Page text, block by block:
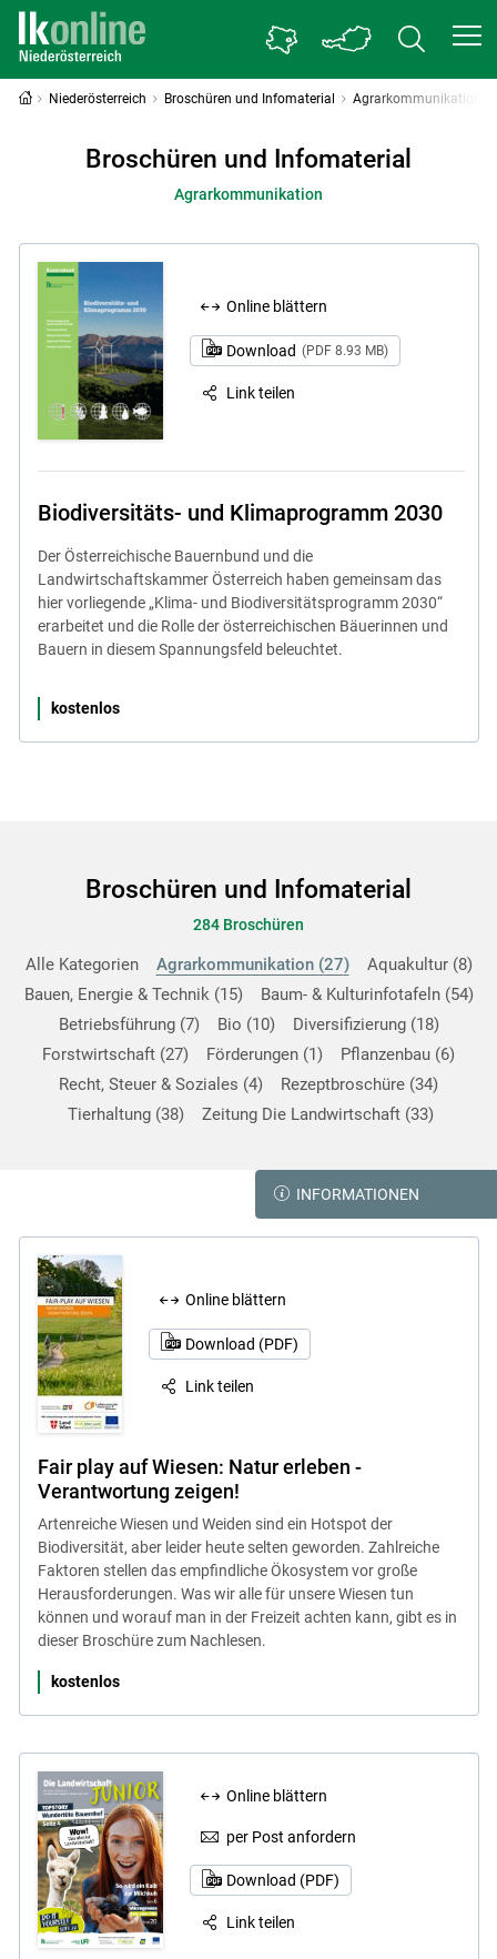
Niederösterreich Broschüren und Infomaterial Agrarkommunikation
Broschüren und Infomaterial
Agrarkommunikation
Online blättern
Download (PDF 8.93 MB)
Link teilen
Biodiversitäts- und Klimaprogramm 2030
Der Österreichische Bauernbund und die
Landwirtschaftskammer Österreich haben gemeinsam das
hier vorliegende „Klima- und Biodiversitätsprogramm 2030“
erarbeitet und die Rolle der österreichischen Bäuerinnen und
Bauern in diesem Spannungsfeld beleuchtet.
kostenlos
Broschüren und Infomaterial
284 Broschüren
Alle Kategorien Agrarkommunikation 27 Aquakultur 8
Bauen, Energie & Technik 15 Baum- & Kulturinfotafeln 54
Betriebsführung 7 Bio 10 Diversifizierung 18
Forstwirtschaft 27 Förderungen 1 Pflanzenbau 6
Recht, Steuer & Soziales 4 Rezeptbroschüre 34
Tierhaltung 38 Zeitung Die Landwirtschaft 33
INFORMATIONEN
Online blättern
Download (PDF)
Link teilen
Fair play auf Wiesen: Natur erleben -
Verantwortung zeigen!
Artenreiche Wiesen und Weiden sind ein Hotspot der
Biodiversität, aber leider heute selten geworden. Zahlreiche
Faktoren stellen das empfindliche Ökosystem vor große
Herausforderungen. Was wir alle für unsere Wiesen tun
können und worauf man in der Freizeit achten kann, gibt es in
dieser Broschüre zum Nachlesen.
kostenlos
Online blättern
per Post anfordern
Download (PDF)
Link teilen